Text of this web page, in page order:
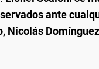
ante
Nicolás